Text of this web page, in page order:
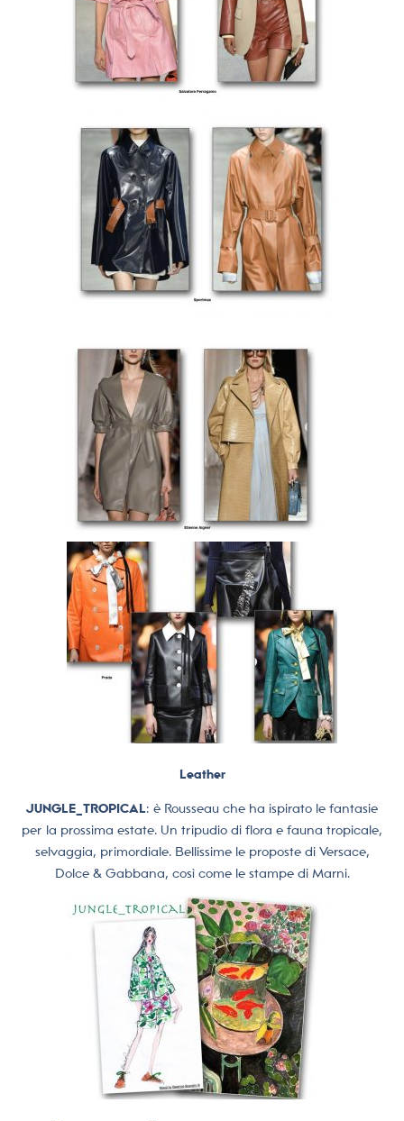
Leather
JUNGLE_TROPICAL: è Rousseau che ha ispirato le fantasie
per la prossima estate. Un tripudio di flora e fauna tropicale,
selvaggia, primordiale. Bellissime le proposte di Versace,
Dolce & Gabbana, così come le stampe di Marni.